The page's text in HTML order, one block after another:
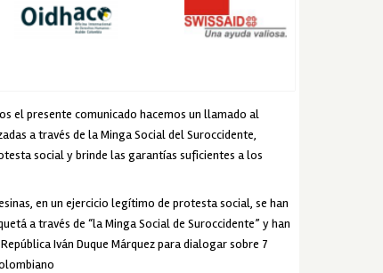
el presente comunicado hacemos un llamado al
a través de la Minga Social del Suroccidente,
social y brinde las garantías suficientes a los
en un ejercicio legítimo de protesta social, se han
a través de “la Minga Social de Suroccidente” y han
Iván Duque Márquez para dialogar sobre 7